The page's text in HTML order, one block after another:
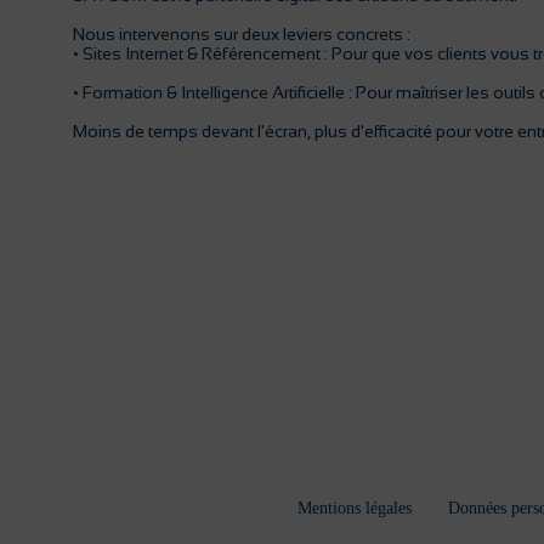
Nous intervenons sur deux leviers concrets :
• Sites Internet & Référencement : Pour que vos clients
• Formation & Intelligence Artificielle : Pour maîtriser les
Moins de temps devant l'écran, plus d'efficacité pour votre
Mentions légales Données